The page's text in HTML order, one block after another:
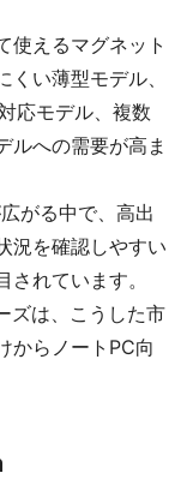
使えるマグネット
い薄型モデル、
応モデル、複数
ルへの需要が高ま
がる中で、高出
況を確認しやすい
れています。
ズは、こうした市
からノートPC向